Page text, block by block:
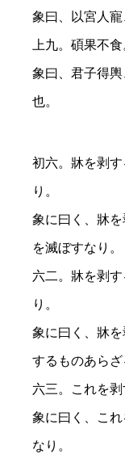
象曰、以宮人寵
上九。碩果不
象曰、君子得
也。
初六。牀を剥
り。
象に曰く、牀
を滅ぼすなり。
六二。牀を剥
り。
象に曰く、牀
するものあらざ
六三。これを剥
象に曰く、こ
なり。